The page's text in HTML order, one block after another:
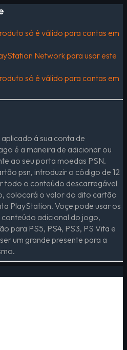
só é válido para contas em
Network para usar este
só é válido para contas em
á sua conta de
é a maneira de adicionar ou
ao seu porta moedas PSN.
psn, introduzir o código de 12
todo o conteúdo descarregável
colocará o valor do dito cartão
PlayStation. Voçe pode usar os
adicional do jogo,
para PS5, PS4, PS3, PS Vita e
um grande presente para a